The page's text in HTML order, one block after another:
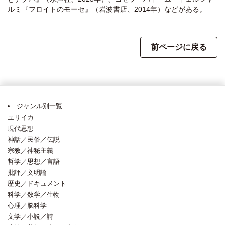
ルミ『フロイトのモーセ』（岩波書店、2014年）などがある。
前ページに戻る
ジャンル別一覧
ユリイカ
現代思想
神話／民俗／伝説
宗教／神秘主義
哲学／思想／言語
批評／文明論
歴史／ドキュメント
科学／数学／生物
心理／脳科学
文学／小説／詩